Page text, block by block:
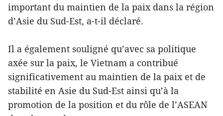
important du maintien de la paix dans la région
d’Asie du Sud-Est, a-t-il déclaré.
Il a également souligné qu’avec sa politique
axée sur la paix, le Vietnam a contribué
significativement au maintien de la paix et de
stabilité en Asie du Sud-Est ainsi qu’à la
promotion de la position et du rôle de l’ASEAN